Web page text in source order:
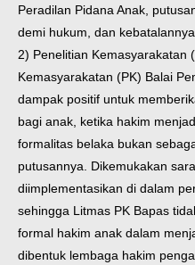
Peradilan Pidana Anak,
demi hukum, dan
2) Penelitian Kemasyarakatan
Kemasyarakatan (PK) Balai
dampak positif untuk
bagi anak, ketika hakim
formalitas belaka bukan
putusannya. Dikemukakan
diimplementasikan di dalam
sehingga Litmas PK Bapas
formal hakim anak dalam
dibentuk lembaga hakim